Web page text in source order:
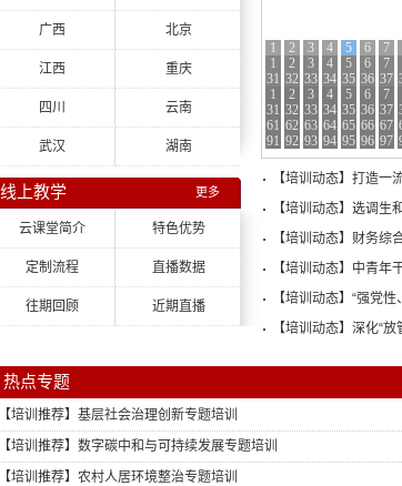
广西 北京
江西 重庆
四川 云南
武汉 湖南
更多
线上教学
云课堂简介 特色优势
定制流程 直播数据
往期回顾 近期直播
1 2 3 4 5 6 7
1
2 3 4 5 6 7
31 32 33 34 35 36 37
1
2 3 4 5 6 7
31 32 33 34 35 36 37
61 62 63 64 65 66 67
91 92 93 94 95 96 97
1 2 3 4 5 6 7
31 32 33 34 35 36 37
1
2 3 4 5 6 7
31 32 33 34 35 36 37
61 62 63 64 65 66 67
91 92 93 94 95 96 97
1 2 3 4 5 6 7
31 32 33 34 35 36 37
61 62 63 64 65 66 67
91 92 93 94 95 96 97
【培训动态】打造
【培训动态】选调
【培训动态】财务综
【培训动态】中青年
【培训动态】“强党
【培训动态】深化“
热点专题
【培训推荐】基层社会治理创新专题培训
【培训推荐】数字碳中和与可持续发展专题培训
【培训推荐】农村人居环境整治专题培训